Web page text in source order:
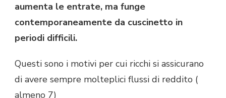
aumenta le entrate, ma funge
contemporaneamente da cuscinetto in
periodi difficili.
Questi sono i motivi per cui ricchi si assicurano
di avere sempre molteplici flussi di reddito (
almeno 7)